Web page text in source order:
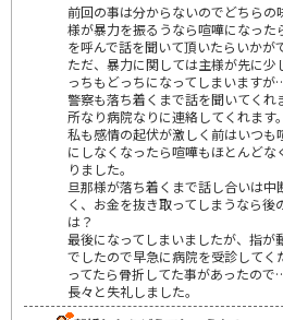
前回の事は分からないのでどちら
様が暴力を振るうなら喧嘩になっ
を呼んで話を聞いて頂いたらいかが
ただ、暴力に関しては主様が先に
っちもどっちになってしまいますが
警察も落ち着くまで話を聞いてく
所なり病院なりに連絡してくれます。
私も感情の起伏が激しく前はいつも
にしなくなったら喧嘩もほとんど
りました。
旦那様が落ち着くまで話し合いは中
く、お金を抜き取ってしまうなら後
は？
最後になってしまいましたが、指が
でしたので早急に病院を受診してく
ってたら骨折してた事があったので
長々と失礼しました。